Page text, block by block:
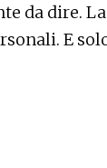
da dire.
E